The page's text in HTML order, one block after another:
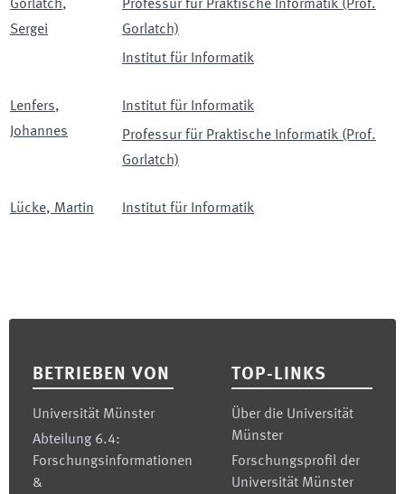
Gorlatch,
Sergei
Professur für Praktische Informatik (Prof.
Gorlatch)
Institut für Informatik
Lenfers,
Johannes
Institut für Informatik
Professur für Praktische Informatik (Prof.
Gorlatch)
Lücke, Martin Institut für Informatik
BETRIEBEN VON
Universität Münster
Abteilung 6.4:
Forschungsinformationen
&
TOP-LINKS
Über die Universität
Münster
Forschungsprofil der
Universität Münster